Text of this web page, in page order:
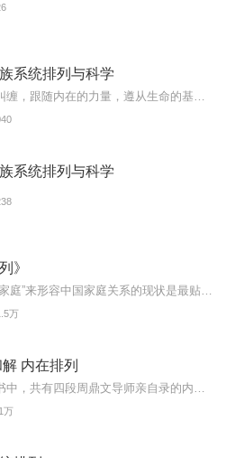
系统排列与科学
系统排列与科学
》
万
内在排列
万